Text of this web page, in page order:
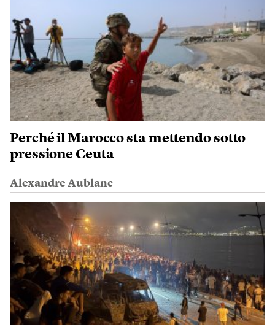
Perché il Marocco sta mettendo sotto
pressione Ceuta
Alexandre Aublanc